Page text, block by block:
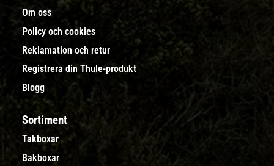
Om oss
Policy och cookies
Reklamation och retur
Registrera din Thule-produkt
Blogg
Sortiment
Takboxar
Bakboxar